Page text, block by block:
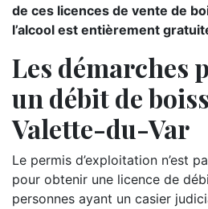
de ces licences de vente de
l’alcool est entièrement
Les démarches
un débit de
Valette-du-Var
Le permis d’exploitation n’est
pour obtenir une licence de
personnes ayant un casier